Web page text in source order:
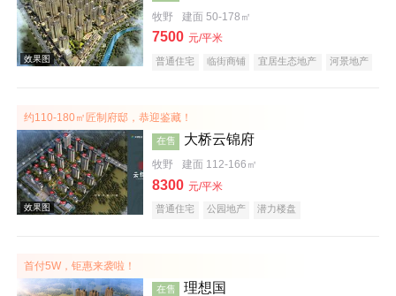
效果图
效果图
牧野 建面 50-178㎡
7500 元/平米
普通住宅 临街商铺 宜居生态地产
河景地产
约110-180㎡匠制府邸，恭迎鉴藏！
在售 大桥云锦府
牧野 建面 112-166㎡
8300 元/平米
普通住宅 公园地产 潜力楼盘
首付5W，钜惠来袭啦！
在售 理想国